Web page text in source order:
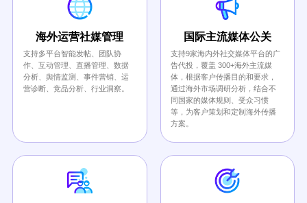
海外运营社媒管理
支持多平台智能发帖、团队协
作、互动管理、直播管理、数据
分析、舆情监测、事件营销、运
营诊断、竞品分析、行业洞察。
国际主流媒体公关
支持9家海内外社交媒体平台的广
告代投，覆盖 300+海外主流媒
体，根据客户传播目的和要求，
通过海外市场调研分析，结合不
同国家的媒体规则、受众习惯
等，为客户策划和定制海外传播
方案。